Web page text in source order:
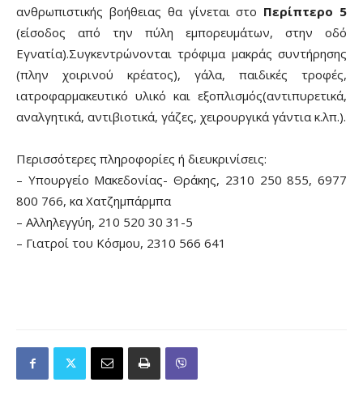
ανθρωπιστικής βοήθειας θα γίνεται στο Περίπτερο 5
(είσοδος από την πύλη εμπορευμάτων, στην οδό
Εγνατία).Συγκεντρώνονται τρόφιμα μακράς συντήρησης
(πλην χοιρινού κρέατος), γάλα, παιδικές τροφές,
ιατροφαρμακευτικό υλικό και εξοπλισμός(αντιπυρετικά,
αναλγητικά, αντιβιοτικά, γάζες, χειρουργικά γάντια κ.λπ.).
Περισσότερες πληροφορίες ή διευκρινίσεις:
– Υπουργείο Μακεδονίας- Θράκης, 2310 250 855, 6977
800 766, κα Χατζημπάρμπα
– Αλληλεγγύη, 210 520 30 31-5
– Γιατροί του Κόσμου, 2310 566 641